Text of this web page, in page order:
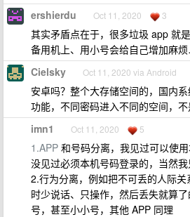
ershierdu Oct 11, 2020 3
其实矛盾点在于，很多垃圾 app 就
备用机上、用小号会给自己增加麻
Cielsky Oct 11, 2020 via Android
安卓吗？整个大存储空间的，国内
功能，不同密码进入不同的空间，
imn1 Oct 11, 2020 5
1.APP 和号码分离，我见过可以使
没见过必须本机号码登录的，当然
2.行为分离，例如把不可丢的人际
时少说话、只操作，然后丢失就算
号，甚至小小号，其他 APP 同理